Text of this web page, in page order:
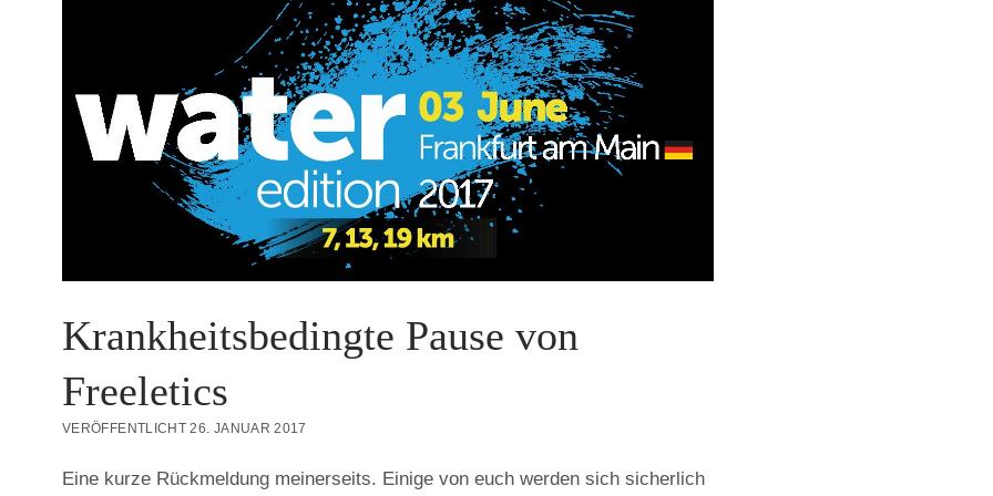
Krankheitsbedingte Pause von
Freeletics
VERÖFFENTLICHT 26. JANUAR 2017
Eine kurze Rückmeldung meinerseits. Einige von euch werden sich sicherlich